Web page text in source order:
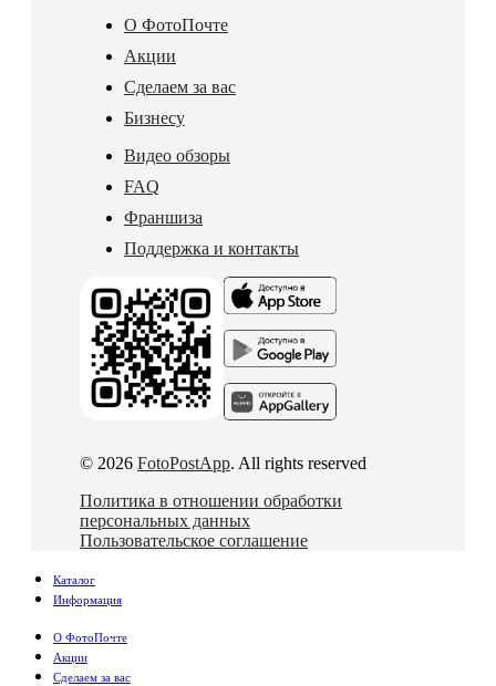
О ФотоПочте
Акции
Сделаем за вас
Бизнесу
Видео обзоры
FAQ
Франшиза
Поддержка и контакты
© 2026 FotoPostApp. All rights reserved
Политика в отношении обработки
персональных данных
Пользовательское соглашение
Каталог
Информация
О ФотоПочте
Акции
Сделаем за вас